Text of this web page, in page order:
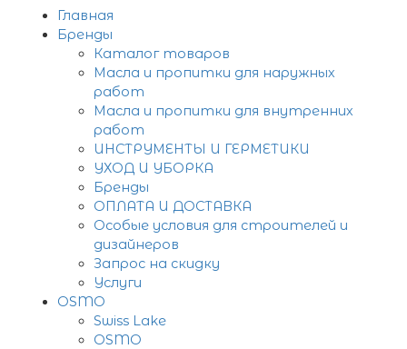
Главная
Бренды
Каталог товаров
Масла и пропитки для наружных
работ
Масла и пропитки для внутренних
работ
ИНСТРУМЕНТЫ И ГЕРМЕТИКИ
УХОД И УБОРКА
Бренды
ОПЛАТА И ДОСТАВКА
Особые условия для строителей и
дизайнеров
Запрос на скидку
Услуги
OSMO
Swiss Lake
OSMO